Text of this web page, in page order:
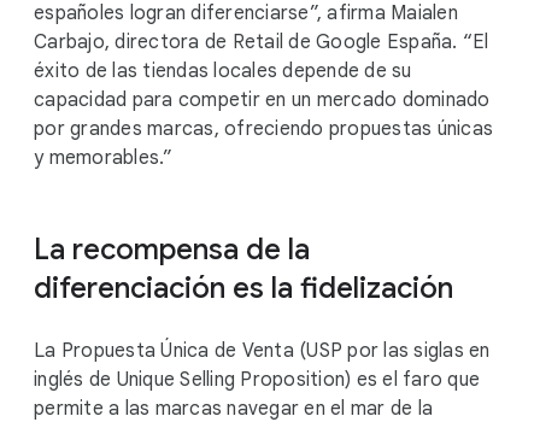
españoles logran diferenciarse”, afirma Maialen
Carbajo, directora de Retail de Google España. “El
éxito de las tiendas locales depende de su
capacidad para competir en un mercado dominado
por grandes marcas, ofreciendo propuestas únicas
y memorables.”
La recompensa de la
diferenciación es la fidelización
La Propuesta Única de Venta (USP por las siglas en
inglés de Unique Selling Proposition) es el faro que
permite a las marcas navegar en el mar de la